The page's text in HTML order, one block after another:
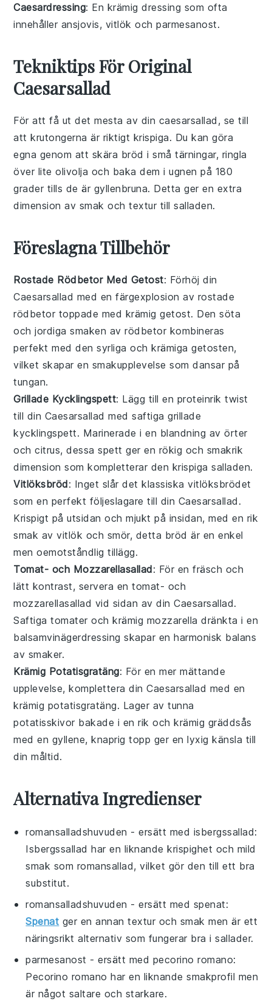
Caesardressing: En krämig dressing som ofta
innehåller ansjovis, vitlök och parmesanost.
Tekniktips För Original
Caesarsallad
För att få ut det mesta av din caesarsallad , se till
attkrutongerna är riktigt krispiga. Du kan göra
egna genom att skära bröd i små tärningar, ringla
över liteolivolja och baka dem i ugnen på 180
grader tills de är gyllenbruna. Detta ger en extra
dimension av smak och textur till salladen.
Föreslagna Tillbehör
Rostade Rödbetor Med Getost: Förhöj din
Caesarsallad med en färgexplosion av rostade
rödbetor toppade med krämiggetost. Den söta
och jordiga smaken av rödbetor kombineras
perfekt med den syrliga och krämiga getosten,
vilket skapar en smakupplevelse som dansar på
tungan.
Grillade Kycklingspett: Lägg till en proteinrik twist
till din Caesarsallad med saftigagrillade
kycklingspett. Marinerade i en blandning avörter
ochcitrus, dessa spett ger en rökig och smakrik
dimension som kompletterar den krispiga salladen.
Vitlöksbröd: Inget slår det klassiskavitlöksbrödet
som en perfekt följeslagare till din Caesarsallad .
Krispigt på utsidan och mjukt på insidan, med en rik
smak avvitlök och smör, detta bröd är en enkel
men oemotståndlig tillägg.
Tomat- och Mozzarellasallad: För en fräsch och
lätt kontrast, servera entomat- och
mozzarellasallad vid sidan av dinCaesarsallad.
Saftigatomater och krämig mozzarella dränkta i en
balsamvinägerdressing skapar en harmonisk balans
av smaker.
Krämig Potatisgratäng: För en mer mättande
upplevelse, komplettera dinCaesarsallad med en
krämig potatisgratäng. Lager av tunna
potatisskivor bakade i en rik och krämig gräddsås
med en gyllene, knaprig topp ger en lyxig känsla till
din måltid.
Alternativa Ingredienser
romansalladshuvuden - ersätt med isbergssallad:
Isbergssallad har en liknande krispighet och mild
smak som romansallad, vilket gör den till ett bra
substitut.
romansalladshuvuden - ersätt med spenat:
Spenat ger en annan textur och smak men är ett
näringsrikt alternativ som fungerar bra i sallader.
parmesanost - ersätt med pecorino romano:
Pecorino romano har en liknande smakprofil men
är något saltare och starkare.